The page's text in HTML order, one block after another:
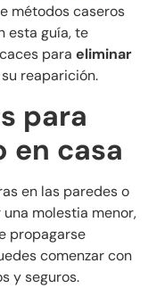
métodos caseros
esta guía, te
para eliminar
reaparición.
para
en casa
en las paredes o
molestia menor,
propagarse
comenzar con
y seguros.